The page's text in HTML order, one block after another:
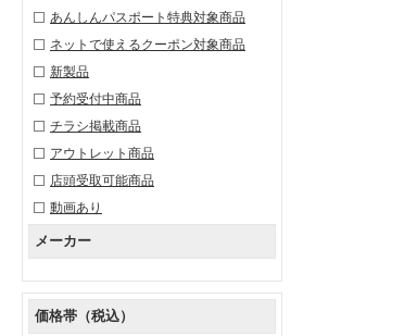
あんしんパスポート特典対象商品
ネットで使えるクーポン対象商品
新製品
予約受付中商品
チラシ掲載商品
アウトレット商品
店頭受取可能商品
動画あり
メーカー
価格帯（税込）